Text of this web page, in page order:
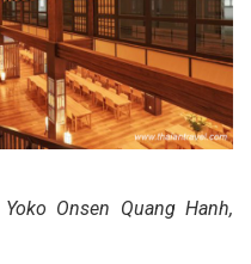
Onsen Quang Hanh,